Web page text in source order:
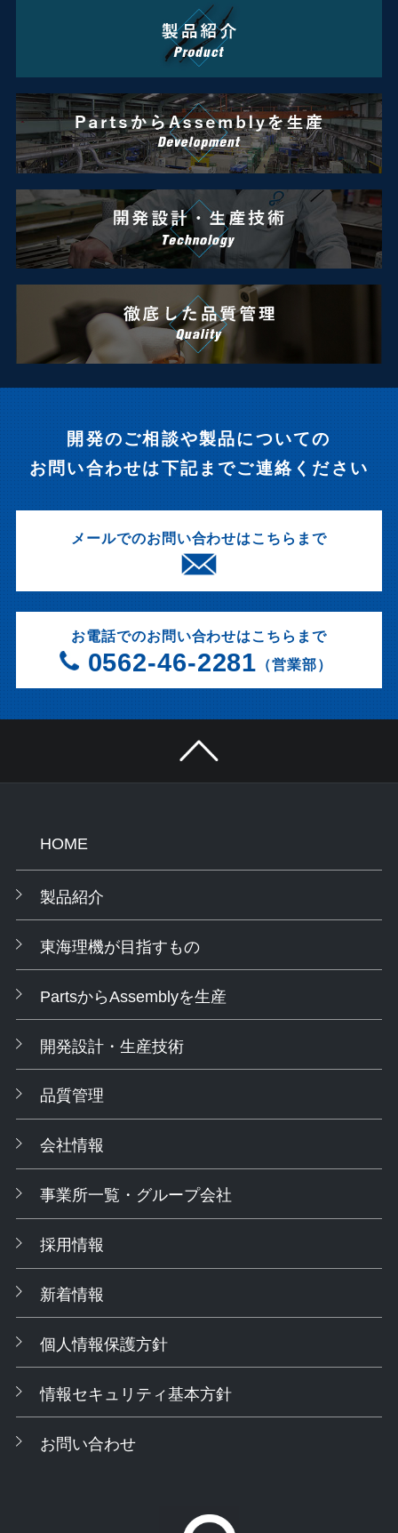
開発のご相談や製品についての
お問い合わせは下記までご連絡ください
メールでのお問い合わせはこちらまで
お電話でのお問い合わせはこちらまで
0562-46-2281 （営業部）
HOME
製品紹介
東海理機が目指すもの
PartsからAssemblyを生産
開発設計・生産技術
品質管理
会社情報
事業所一覧・グループ会社
採用情報
新着情報
個人情報保護方針
情報セキュリティ基本方針
お問い合わせ